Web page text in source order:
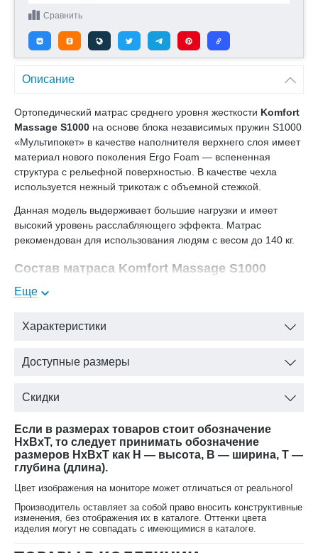
Сравнить
Описание
Ортопедический матрас среднего уровня жесткости Komfort
Massage S1000 на основе блока независимых пружин S1000
«Мультипокет» в качестве наполнителя верхнего слоя имеет
материал нового поколения Ergo Foam — вспененная
структура с рельефной поверхностью. В качестве чехла
используется нежный трикотаж с объемной стежкой.
Данная модель выдерживает большие нагрузки и имеет
высокий уровень расслабляющего эффекта. Матрас
рекомендован для использования людям с весом до 140 кг.
Состав матраса Komfort Massage S1000
Чехол - нежный трикотаж
Войлок термоформованный
Войлок термоформованный
Чехол - нежный трикотаж
Еще
Характеристики
Доступные размеры
Скидки
Если в размерах товаров стоит обозначение
HxBxT, то следует принимать обозначение
размеров HxBxT как H — высота, B — ширина, T —
глубина (длина).
Цвет изображения на мониторе может отличаться от реального!
Производитель оставляет за собой право вносить конструктивные
изменения, без отображения их в каталоге. Оттенки цвета
изделия могут не совпадать с имеющимися в каталоге.